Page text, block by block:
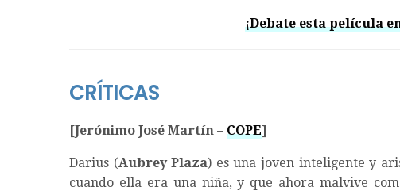
¡Debate esta película
CRÍTICAS
[Jerónimo José Martín – COPE]
Darius (Aubrey Plaza) es una joven inteligente y
cuando ella era una niña, y que ahora malvive